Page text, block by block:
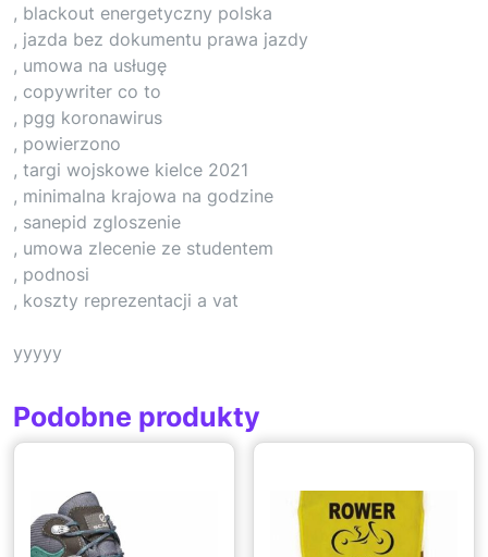
, blackout energetyczny polska
, jazda bez dokumentu prawa jazdy
, umowa na usługę
, copywriter co to
, pgg koronawirus
, powierzono
, targi wojskowe kielce 2021
, minimalna krajowa na godzine
, sanepid zgloszenie
, umowa zlecenie ze studentem
, podnosi
, koszty reprezentacji a vat
yyyyy
Podobne produkty